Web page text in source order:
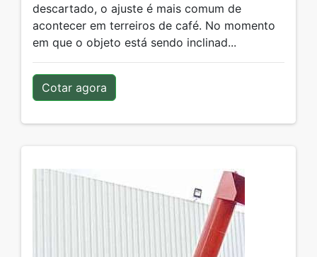
descartado, o ajuste é mais comum de
acontecer em terreiros de café. No momento
em que o objeto está sendo inclinad...
Cotar agora